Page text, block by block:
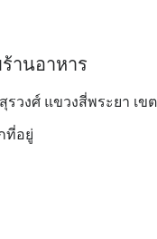
านอาหาร
รวงศ์ แขวงสี่พระยา เข
ที่อยู่